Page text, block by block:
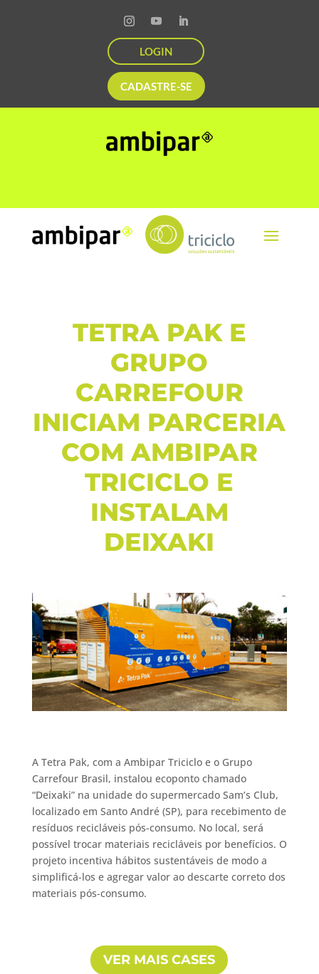
LOGIN
CADASTRE-SE
TETRA PAK E
GRUPO
CARREFOUR
INICIAM PARCERIA
COM AMBIPAR
TRICICLO E
INSTALAM
DEIXAKI
A Tetra Pak, com a Ambipar Triciclo e o Grupo
Carrefour Brasil, instalou ecoponto chamado
“Deixaki” na unidade do supermercado Sam’s Club,
localizado em Santo André (SP), para recebimento de
resíduos recicláveis pós-consumo. No local, será
possível trocar materiais recicláveis por benefícios. O
projeto incentiva hábitos sustentáveis de modo a
simplificá-los e agregar valor ao descarte correto dos
materiais pós-consumo.
VER MAIS CASES